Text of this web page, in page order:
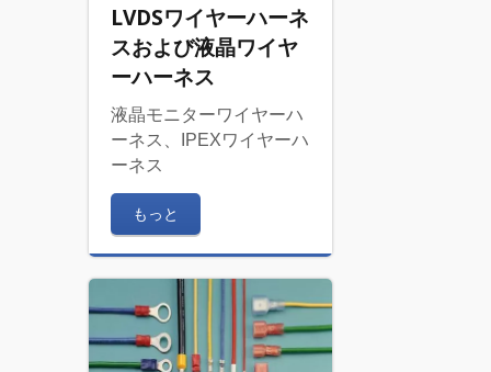
LVDSワイヤーハーネ
スおよび液晶ワイヤ
ーハーネス
液晶モニターワイヤーハ
ーネス、IPEXワイヤーハ
ーネス
もっと